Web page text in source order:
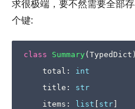
求很极端，要不然需要全部
个键:
class Summary ( TypedDict
total :
int
title :
str
items : list str